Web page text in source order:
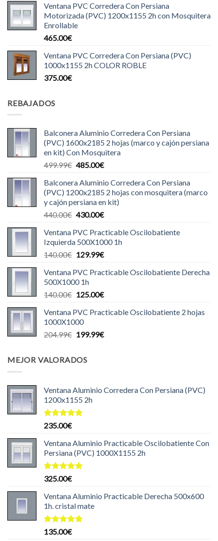
Ventana PVC Corredera Con Persiana
Motorizada (PVC) 1200x1155 2h con Mosquitera
Enrollable
465.00€
Ventana PVC Corredera Con Persiana (PVC)
1000x1155 2h COLOR ROBLE
375.00€
REBAJADOS
Balconera Aluminio Corredera Con Persiana
(PVC) 1600x2185 2 hojas (marco y cajón persiana
en kit) Con Mosquitera
499.99€ El
original
era:
499.99€.
485.00€El
actual
es:
485.00€.
Balconera Aluminio Corredera Con Persiana
(PVC) 1200x2185 2 hojas con mosquitera (marco
y cajón persiana en kit)
440.00€ El
original
era:
440.00€.
430.00€El
actual
es:
430.00€.
Ventana PVC Practicable Oscilobatiente
Izquierda 500X1000 1h
140.00€ El
original
era:
140.00€.
129.99€El
actual
129.99€.
Ventana PVC Practicable Oscilobatiente Derecha
500X1000 1h
140.00€ El
original
era:
140.00€.
125.00€El
actual
125.00€.
Ventana PVC Practicable Oscilobatiente 2 hojas
1000X1000
204.99€ El
era:
199.99€El
MEJOR VALORADOS
Ventana Aluminio Corredera Con Persiana (PVC)
1200x1155 2h
Valorado
de 5
235.00€
Ventana Aluminio Practicable Oscilobatiente Con
Persiana (PVC) 1000X1155 2h
Valorado
de 5
325.00€
Ventana Aluminio Practicable Derecha 500x600
1h. cristal mate
Valorado
135.00€